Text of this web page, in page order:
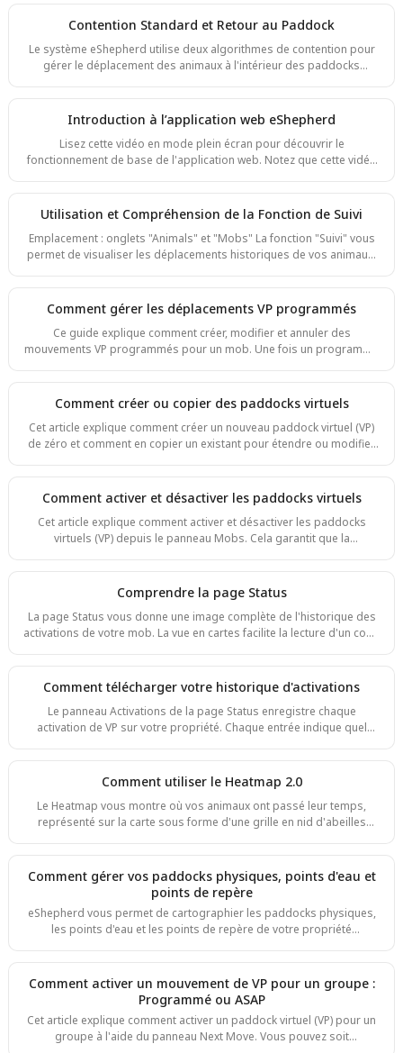
eShepherd ? Toutes les heures dans l'application sont affichées
affichée sur votre ordinateur portable, téléphone ou tablette. Par
exemple, si votre exploitatio
Contention Standard et Retour au Paddock
Le système eShepherd utilise deux algorithmes de contention pour
gérer le déplacement des animaux à l'intérieur des paddocks
sécurité et efficacement. 1. Standard Containment Lorsqu'un animal
s'approche de la limite d'une clôture virtuelle, le collier émet un
signal sonore précisément au niveau de la ligne de clôture tracée.
Signal sonore
Introduction à l’application web eShepherd
Lisez cette vidéo en mode plein écran pour découvrir le
fonctionnement de base de l'application web. Notez que cette vidéo
commencer Pour commencer à utiliser l’application web eShepherd,
ouvrez votre navigateur et rendez-vous sur
www.app.eshepherd.com
Utilisation et Compréhension de la Fonction de Suivi
Emplacement : onglets "Animals" et "Mobs" La fonction "Suivi" vous
permet de visualiser les déplacements historiques de vos animaux.
Par défaut, elle affichera les suivis de ces animaux sur les dernières
24 heures. Vous pouvez étendre cette période jusqu’à un davantage.
Vous pouvez revenir à n’importe quelle date en ajustant la date de
début. Les li
Comment gérer les déplacements VP programmés
Ce guide explique comment créer, modifier et annuler des
mouvements VP programmés pour un mob. Une fois un programme
pouvez enchaîner autant de mouvements que nécessaire, ajuster les
horaires après coup et annuler des mouvements individuels ou
l'ensemble du programme. Pour une introduction rapide à la
création de votre premier mouvement programmé, consultez
Comment créer ou copier des paddocks virtuels
Cet article explique comment créer un nouveau paddock virtuel (VP)
de zéro et comment en copier un existant pour étendre ou modifier
l'icône plus dans la barre d'outils inférieure. Étape 1. Donnez un nom
au VP. Le panneau affiche la Total Area, la Grazing Area et les
Watering Points — ces valeurs se mettent à jour en temps réel au fur
et à mesur
Comment activer et désactiver les paddocks virtuels
Cet article explique comment activer et désactiver les paddocks
virtuels (VP) depuis le panneau Mobs. Cela garantit que la
pas instantanées. Une fois la commande envoyée, il faut un certain
temps avant que tous les colliers confirment, car cela dépend de la
cadence de vos colliers et de la couverture sur la propriété. Soyez
patient pendant ce temps et évitez d'env
Comprendre la page Status
La page Status vous donne une image complète de l'historique des
activations de votre mob. La vue en cartes facilite la lecture d'un coup
disposition, vous pouvez revenir à la vue tableau à tout moment en
utilisant l'icône en haut à droite du panneau Status.
Comment télécharger votre historique d'activations
Le panneau Activations de la page Status enregistre chaque
activation de VP sur votre propriété. Chaque entrée indique quel
télécharger les résultats en CSV. Pratique pour les bilans de rotation
de pâturage, la tenue de registres ou la transmission des données à
votre conseiller agricole, vétérinaire ou toute autre personne qui en
a besoin. Vous pouvez basculer entre la
Comment utiliser le Heatmap 2.0
Le Heatmap vous montre où vos animaux ont passé leur temps,
représenté sur la carte sous forme d'une grille en nid d'abeilles
qu'ils sont passés par là. Le gris signifie peu ou pas d'activité
enregistrée. C'est un moyen rapide de visualiser la pression de
pâturage, les zones de repos et les pâturages sous-utilisés d'un
coup d'œil. Le Heatmap est disponible depui
Comment gérer vos paddocks physiques, points d'eau et
points de repère
eShepherd vous permet de cartographier les paddocks physiques,
les points d'eau et les points de repère de votre propriété
votre propriété évolue. Les paddocks physiques et les points d'eau
peuvent être tracés sur la carte ou importés depuis un fichier KML si
vous avez déjà vos limites dans un autre système. Vous pouvez
accéder aux paddocks physiques, aux points d'eau
Comment activer un mouvement de VP pour un groupe :
Programmé ou ASAP
Cet article explique comment activer un paddock virtuel (VP) pour un
groupe à l'aide du panneau Next Move. Vous pouvez soit